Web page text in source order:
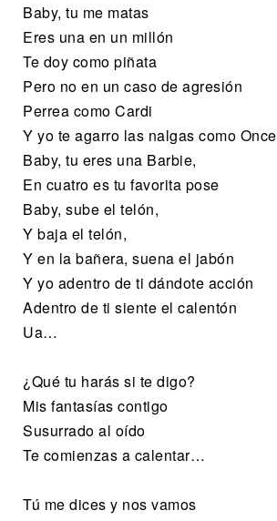
Baby, tu me matas
Eres una en un millón
Te doy como piñata
Pero no en un caso de agresión
Perrea como Cardi
Y yo te agarro las nalgas como Once
Baby, tu eres una Barbie,
En cuatro es tu favorita pose
Baby, sube el telón,
Y baja el telón,
Y en la bañera, suena el jabón
Y yo adentro de ti dándote acción
Adentro de ti siente el calentón
Ua…
¿Qué tu harás si te digo?
Mis fantasías contigo
Susurrado al oído
Te comienzas a calentar…
Tú me dices y nos vamos